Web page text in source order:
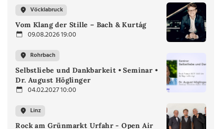
Vöcklabruck
Vom Klang der Stille – Bach & Kurtág
09.08.2026 19:00
Rohrbach
Selbstliebe und Dankbarkeit • Seminar •
Dr. August Höglinger
04.02.2027 10:00
Linz
Rock am Grünmarkt Urfahr - Open Air